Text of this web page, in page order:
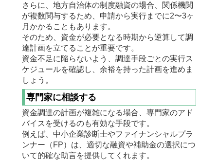
さらに、地方自治体の制度融資の場合、関係機関
が複数関与するため、申請から実行までに2〜3ヶ
月かかることもあります。
そのため、資金が必要となる時期から逆算して調
達計画を立てることが重要です。
資金不足に陥らないよう、調達手段ごとの実行ス
ケジュールを確認し、余裕を持った計画を進めま
しょう。
専門家に相談する
資金調達の計画が複雑になる場合、専門家のアド
バイスを受けるのも有効な手段です。
例えば、中小企業診断士やファイナンシャルプラ
ンナー（FP）は、適切な融資や補助金の選択につ
いて的確な助言を提供してくれます。